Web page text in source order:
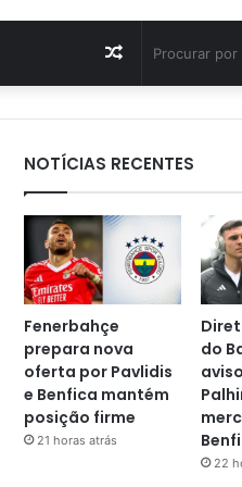
Artigo
aleatório
NOTÍCIAS RECENTES
Fenerbahçe
prepara nova
oferta por Pavlidis
e Benfica mantém
posição firme
21 horas atrás
do
22